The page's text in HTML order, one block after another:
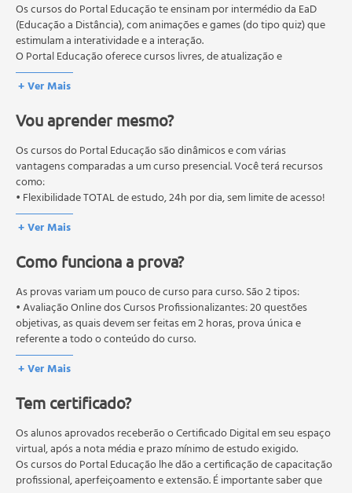
cosméticas
Adjuvantes empregados na produção de cosméticos
Formas cosméticas plásticas: desodorantes,
antiperspirantes, cremes, dentifrícios
Formas cosméticas dispersas: emulsões, loções
Formas cosméticas líquidas: xampu, tônico capilar,
tônico facial, removedor de maquiagem
Fator de proteção solar
Cosmética decorativa
Controle de qualidade na produção de produtos
cosméticos.
Os cursos do Portal Educação te ensinam por intermédio da EaD
(Educação a Distância), com animações e games (do tipo quiz) que
estimulam a interatividade e a interação.
O Portal Educação oferece cursos livres, de atualização e
qualificação profissional. São destinados a proporcionar ao
profissional conhecimentos que permitam o desenvolvimento de
O MEC (Ministério da Educação), trata da política nacional de
educação em geral, mas autoriza apenas cursos de graduação e
pós-graduação. Os cursos técnicos e profissionalizantes são
autorizados pelas Secretarias Estaduais de Educação.
+ Ver Mais
Vou aprender mesmo?
Os cursos do Portal Educação são dinâmicos e com várias
vantagens comparadas a um curso presencial. Você terá recursos
como:
• Flexibilidade TOTAL de estudo, 24h por dia, sem limite de acesso!
+ Ver Mais
Como funciona a prova?
As provas variam um pouco de curso para curso. São 2 tipos:
• Avaliação Online dos Cursos Profissionalizantes: 20 questões
objetivas, as quais devem ser feitas em 2 horas, prova única e
referente a todo o conteúdo do curso.
• Avaliação Online dos Cursos Livres: 10 questões objetivas, as quais
devem ser feitas em 1 hora, prova única e referente a todo o
Os estudos, atividades e avaliações devem ser feitos dentro do
A média final deve ser igual ou superior a 60%para a conclusão e
recebimento do certificado digital do curso. Em caso de reprovação,
o aluno poderá realizar novamente a prova dentro do período do
curso quantas vezes desejar. Os cursos gratuitos não possuem nova
+ Ver Mais
Tem certificado?
Os alunos aprovados receberão o Certificado Digital em seu espaço
virtual, após a nota média e prazo mínimo de estudo exigido.
Os cursos do Portal Educação lhe dão a certificação de capacitação
profissional, aperfeiçoamento e extensão. É importante saber que